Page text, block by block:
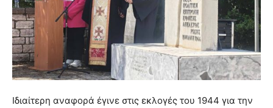
Ιδιαίτερη αναφορά έγινε στις εκλογές του 1944 για την